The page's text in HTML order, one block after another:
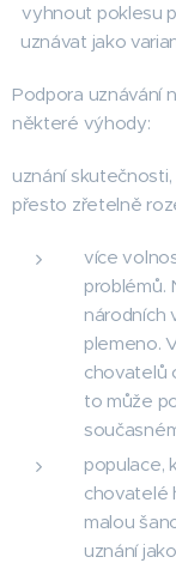
vyhnout poklesu
uznávat jako
Podpora uznávání
některé výhody:
uznání
přesto zřetelně
více
problémů.
národních
plemeno.
chovatelů
to může
populace,
chovatelé
malou
uznání